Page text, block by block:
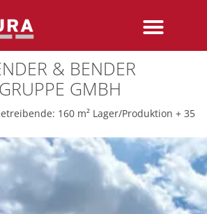
& BENDER
GMBH
160 m² Lager/Produktion + 35